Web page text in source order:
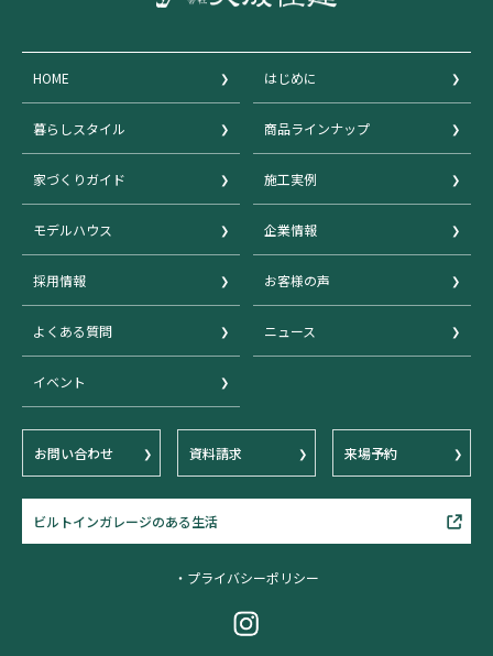
HOME はじめに
暮らしスタイル 商品ラインナップ
家づくりガイド 施工実例
モデルハウス 企業情報
採用情報 お客様の声
よくある質問 ニュース
イベント
お問い合わせ 資料請求 来場予約
ビルトインガレージのある生活
・プライバシーポリシー